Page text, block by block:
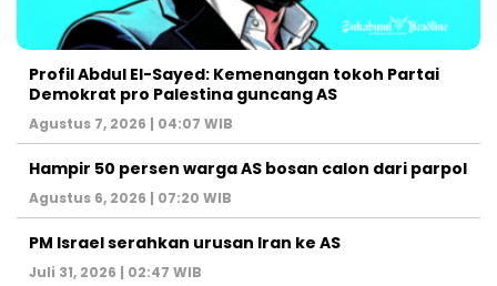
Profil Abdul El-Sayed: Kemenangan tokoh Partai
Demokrat pro Palestina guncang AS
Agustus 7, 2026 | 04:07 WIB
Hampir 50 persen warga AS bosan calon dari parpol
Agustus 6, 2026 | 07:20 WIB
PM Israel serahkan urusan Iran ke AS
Juli 31, 2026 | 02:47 WIB